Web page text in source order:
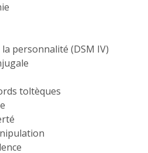
personnalité (DSM IV)
toltèques